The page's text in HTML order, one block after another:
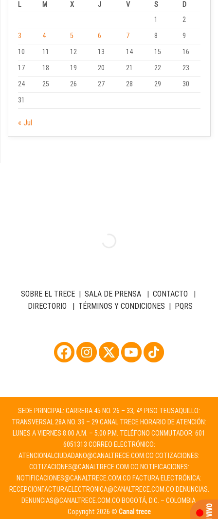
L M X J V S
D
1
2
3
4 5 6 7 8
9
10
11 12 13 14 15
16
17
18 19 20 21 22
23
24
25 26 27 28 29
30
31
« Jul
SOBRE EL TRECE| SALA DE PRENSA| CONTACTO |
DIRECTORIO | TÉRMINOS Y CONDICIONES | PQRS
SEDE PRINCIPAL: CARRERA 45 NO. 26 – 33, 4º PISO TEUSAQUILLO:
TRANSVERSAL 28A NO. 39 – 29 CANAL TRECE HORARIO DE ATENCIÓN:
LUNES A VIERNES 8:00 A.M. – 5:00 P.M. TELÉFONO CONMUTADOR: 601
6051313 CORREO ELECTRÓNICO:
ATENCIONALCIUDADANO@CANALTRECE.COM.CO COTIZACIONES:
COTIZACIONES@CANALTRECE.COM.CO NOTIFICACIONES:
NOTIFICACIONES@CANALTRECE.COM.CO FACTURA ELECTRÓNICA:
RECEPCIONFACTURAELECTRONICA@CANALTRECE.COM.CO DENUNCIAS:
DENUNCIAS@CANALTRECE.COM.CO BOGOTÁ, D.C. – COLOMBIA.
Copyright 2026 © Canal trece